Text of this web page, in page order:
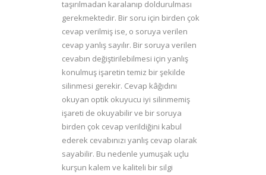
taşırılmadan karalanıp doldurulması
gerekmektedir. Bir soru için birden çok
cevap verilmiş ise, o soruya verilen
cevap yanlış sayılır. Bir soruya verilen
cevabın değiştirilebilmesi için yanlış
konulmuş işaretin temiz bir şekilde
silinmesi gerekir. Cevap kâğıdını
okuyan optik okuyucu iyi silinmemiş
işareti de okuyabilir ve bir soruya
birden çok cevap verildiğini kabul
ederek cevabınızı yanlış cevap olarak
sayabilir. Bu nedenle yumuşak uçlu
kurşun kalem ve kaliteli bir silgi